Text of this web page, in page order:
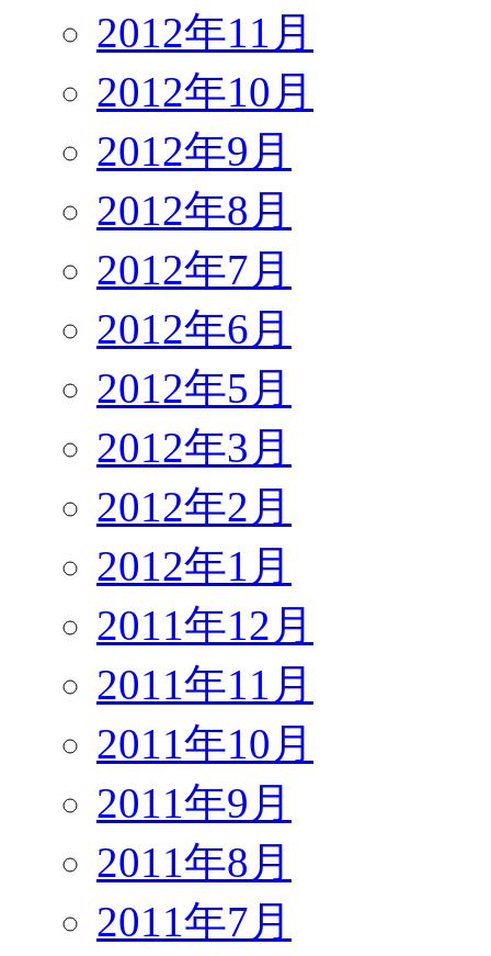
2012年11月
2012年10月
2012年9月
2012年8月
2012年7月
2012年6月
2012年5月
2012年3月
2012年2月
2012年1月
2011年12月
2011年11月
2011年10月
2011年9月
2011年8月
2011年7月